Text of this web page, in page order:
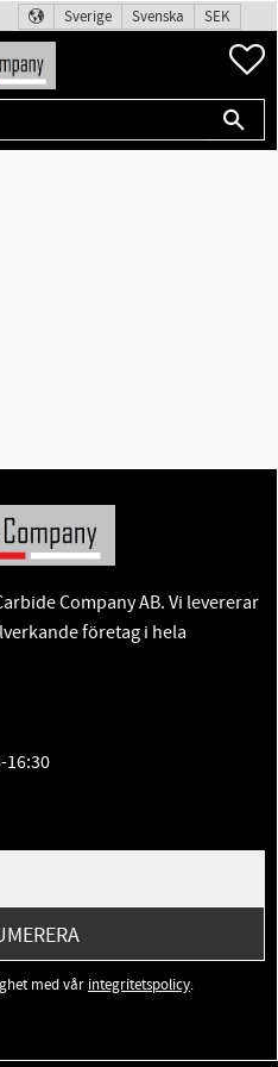
Sverige Svenska SEK
Company AB. Vi levererar
företag i hela
16:30
med vår integritetspolicy.